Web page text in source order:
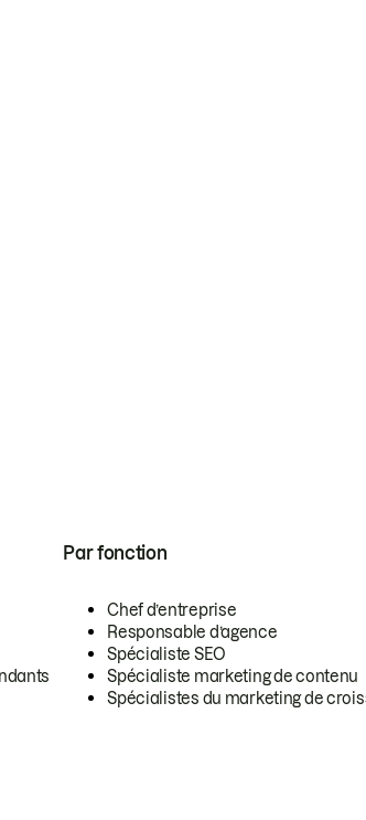
Par fonction
Chef d’entreprise
Responsable d’agence
Spécialiste SEO
Spécialiste marketing de contenu
Spécialistes du marketing de